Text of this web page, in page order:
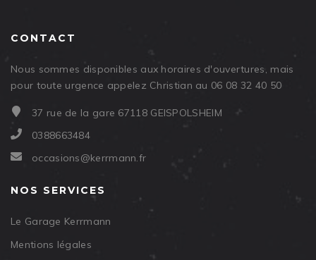
CONTACT
Nous sommes disponibles aux horaires d'ouvertures, mais
pour toute urgence appelez Christian au 06 08 32 40 50
37 rue de la gare 67118 GEISPOLSHEIM
0388663484
occasions@kerrmann.fr
NOS SERVICES
Le Garage Kerrmann
Mentions légales